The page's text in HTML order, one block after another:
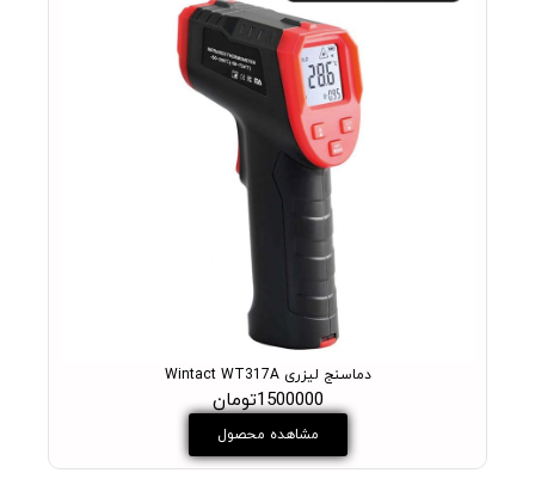
دماسنج لیزری Wintact WT317A
1500000تومان
مشاهده محصول